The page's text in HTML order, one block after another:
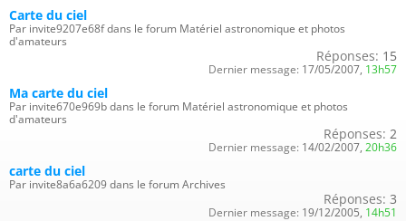
Carte du ciel
Par invite9207e68f dans le forum Matériel astronomique et photos
d'amateurs
Réponses: 15
Dernier message: 17/05/2007, 13h57
Ma carte du ciel
Par invite670e969b dans le forum Matériel astronomique et photos
d'amateurs
Réponses: 2
Dernier message: 14/02/2007, 20h36
carte du ciel
Par invite8a6a6209 dans le forum Archives
Réponses: 3
Dernier message: 19/12/2005, 14h51